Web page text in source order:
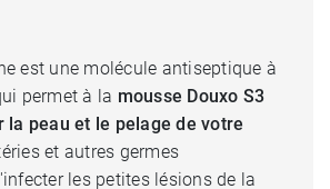
est une molécule antiseptique à
permet à la mousse Douxo S3
la peau et le pelage de votre
et autres germes
les petites lésions de la